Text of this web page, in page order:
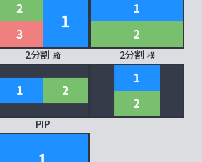
2分割 縦 2分割 横
PIP